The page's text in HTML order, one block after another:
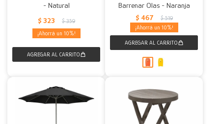
- Natural
$ 323 $ 359
10
Barrenar Olas - Naranja
$ 467 $ 519
10